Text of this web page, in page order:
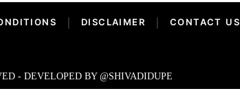
DISCLAIMER CONTACT US
- DEVELOPED BY @SHIVADIDUPE